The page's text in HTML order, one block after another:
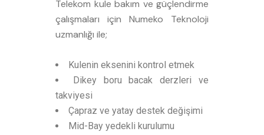
Telekom kule bakım ve güçlendirme
çalışmaları için Numeko Teknoloji
uzmanlığı ile;
Kulenin eksenini kontrol etmek
Dikey boru bacak derzleri ve
takviyesi
Çapraz ve yatay destek değişimi
Mid-Bay yedekli kurulumu